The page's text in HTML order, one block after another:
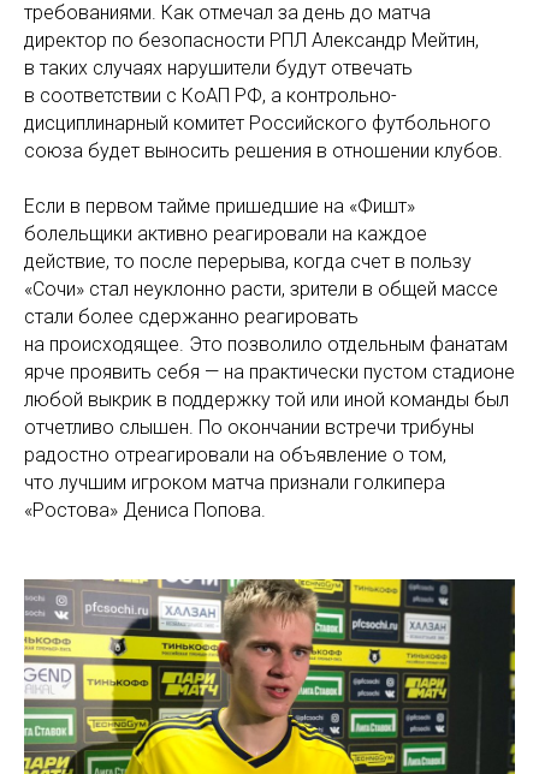
требованиями. Как отмечал за день до матча
директор по безопасности РПЛ Александр Мейтин,
в таких случаях нарушители будут отвечать
в соответствии с КоАП РФ, а контрольно-
дисциплинарный комитет Российского футбольного
союза будет выносить решения в отношении клубов.
Если в первом тайме пришедшие на «Фишт»
болельщики активно реагировали на каждое
действие, то после перерыва, когда счет в пользу
«Сочи» стал неуклонно расти, зрители в общей массе
стали более сдержанно реагировать
на происходящее. Это позволило отдельным фанатам
ярче проявить себя — на практически пустом стадионе
любой выкрик в поддержку той или иной команды был
отчетливо слышен. По окончании встречи трибуны
радостно отреагировали на объявление о том,
что лучшим игроком матча признали голкипера
«Ростова» Дениса Попова.